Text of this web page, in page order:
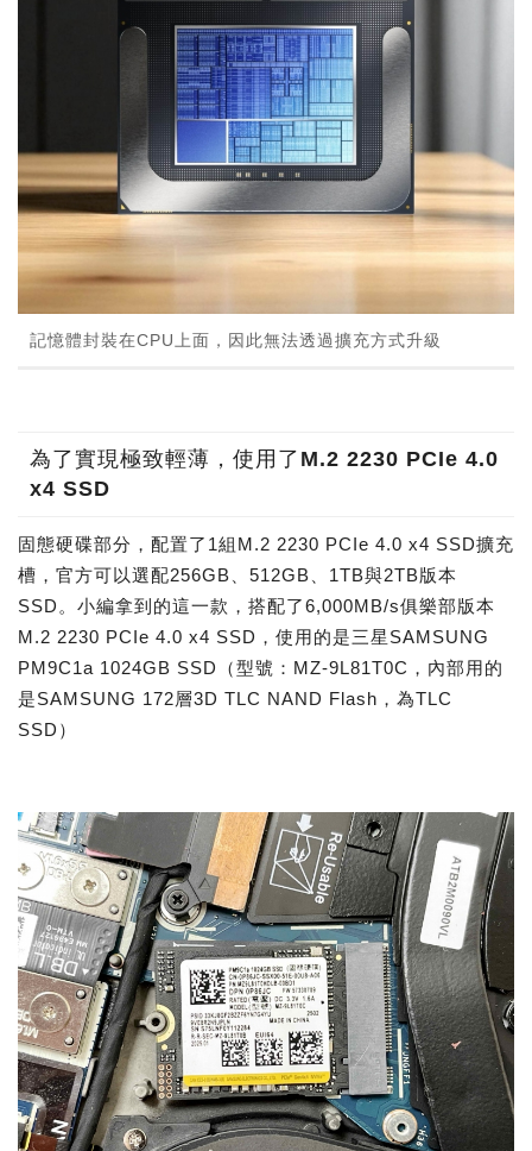
記憶體封裝在CPU上面，因此無法透過擴充方式升級
為了實現極致輕薄，使用了M.2 2230 PCIe 4.0
x4 SSD
固態硬碟部分，配置了1組M.2 2230 PCIe 4.0 x4 SSD擴充
槽，官方可以選配256GB、512GB、1TB與2TB版本
SSD。小編拿到的這一款，搭配了6,000MB/s俱樂部版本
M.2 2230 PCIe 4.0 x4 SSD，使用的是三星SAMSUNG
PM9C1a 1024GB SSD（型號：MZ-9L81T0C，內部用的
是SAMSUNG 172層3D TLC NAND Flash，為TLC
SSD）